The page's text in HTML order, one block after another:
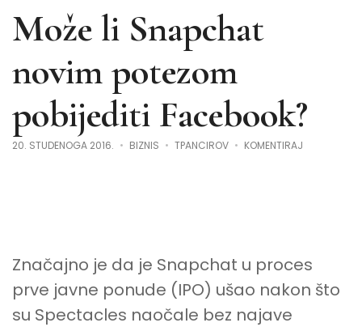
Može li Snapchat
novim potezom
pobijediti Facebook?
20. STUDENOGA 2016. BIZNIS TPANCIROV KOMENTIRAJ
Značajno je da je Snapchat u proces
prve javne ponude (IPO) ušao nakon što
su Spectacles naočale bez najave